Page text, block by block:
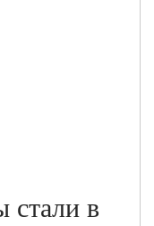
стали в